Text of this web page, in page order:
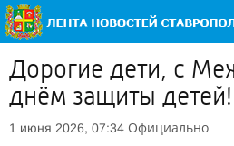
Дорогие дети, с
днём защиты детей!
1 июня 2026, 07:34 Официально